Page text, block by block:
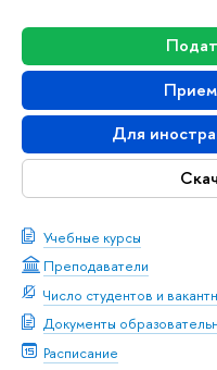
Для
Учебные курсы
Преподаватели
Число студентов и
Документы
Расписание